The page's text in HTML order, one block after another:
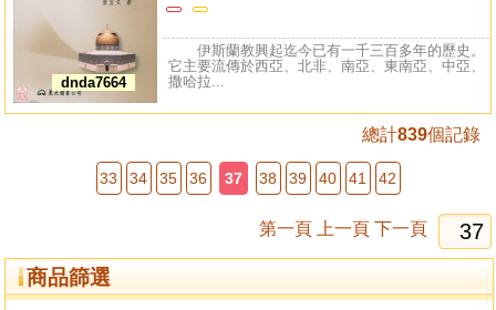
dnda7664
伊斯蘭教興起迄今已有一千三百多年的歷史。
它主要流傳於西亞、北非、南亞、東南亞、中亞、
撒哈拉...
總計839個記錄
33 34 35 36 37 38 39 40 41 42
第一頁 上一頁 下一頁
商品篩選